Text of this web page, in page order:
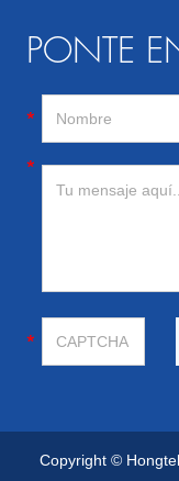
PONTE
Copyright ©